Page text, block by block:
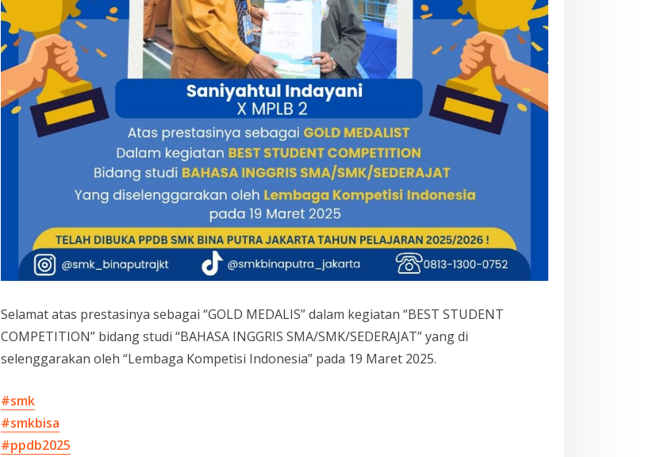
Selamat atas prestasinya sebagai “GOLD MEDALIS” dalam kegiatan “BEST STUDENT
COMPETITION” bidang studi “BAHASA INGGRIS SMA/SMK/SEDERAJAT” yang di
selenggarakan oleh “Lembaga Kompetisi Indonesia” pada 19 Maret 2025.
#smk
#smkbisa
#ppdb2025